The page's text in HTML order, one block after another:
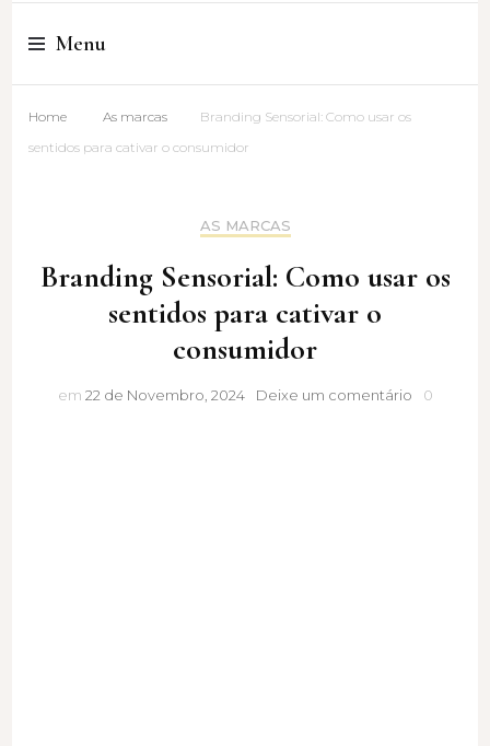
Cristina Amaro
Menu
Home As marcas
Branding Sensorial: Como usar os
sentidos para cativar o consumidor
AS MARCAS
Branding Sensorial: Como usar os
sentidos para cativar o
consumidor
em 22 de Novembro, 2024 Deixe um comentárioBranding
0